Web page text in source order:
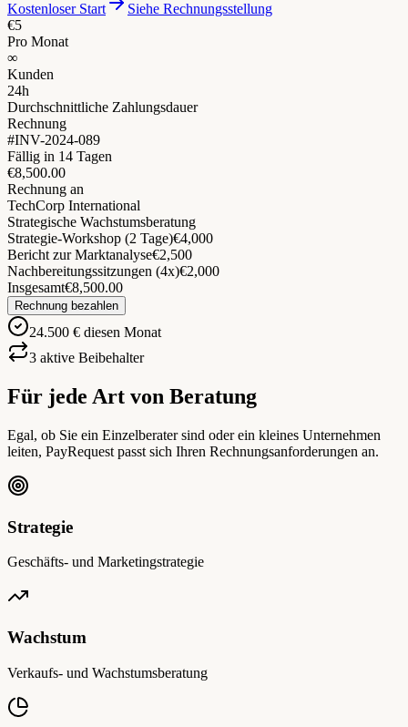
Kostenloser Start
Siehe Rechnungsstellung
€5
Pro Monat
∞
Kunden
24h
Durchschnittliche Zahlungsdauer
Rechnung
#INV-2024-089
Fällig in 14 Tagen
€8,500.00
Rechnung an
TechCorp International
Strategische Wachstumsberatung
Strategie-Workshop (2 Tage)€4,000
Bericht zur Marktanalyse€2,500
Nachbereitungssitzungen (4x)€2,000
Insgesamt€8,500.00
Rechnung bezahlen
24.500 € diesen Monat
3 aktive Beibehalter
Für jede Art von Beratung
Egal, ob Sie ein Einzelberater sind oder ein kleines Unternehmen
leiten, PayRequest passt sich Ihren Rechnungsanforderungen an.
Strategie
Geschäfts- und Marketingstrategie
Wachstum
Verkaufs- und Wachstumsberatung